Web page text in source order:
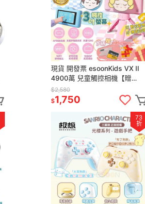
現貨 開發票 esoonKids VX II
4900萬 兒童觸控相機【贈
64G+保貼+支架】兒童相機 照
相機 相機
$2,580
$1,750
73
折